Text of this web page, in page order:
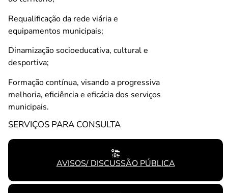
Requalificação da rede viária e
equipamentos municipais;
Dinamização socioeducativa, cultural e
desportiva;
Formação contínua, visando a progressiva
melhoria, eficiência e eficácia dos serviços
municipais.
SERVIÇOS PARA CONSULTA
AVISOS/ DISCUSSÃO PÚBLICA